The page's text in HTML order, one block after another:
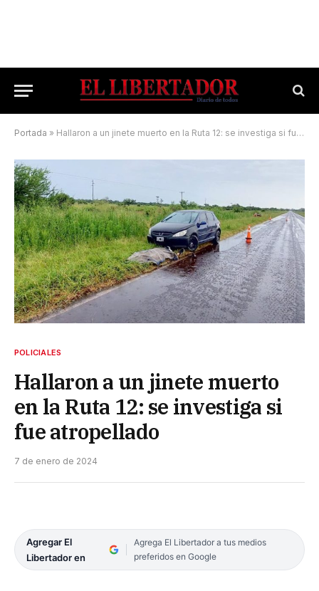
Portada » Hallaron a un jinete muerto en la Ruta 12: se investiga si fue atropellado
POLICIALES
Hallaron a un jinete muerto
en la Ruta 12: se investiga si
fue atropellado
7 de enero de 2024
Agregar El
Libertador en
Agrega El Libertador a tus medios
preferidos en Google